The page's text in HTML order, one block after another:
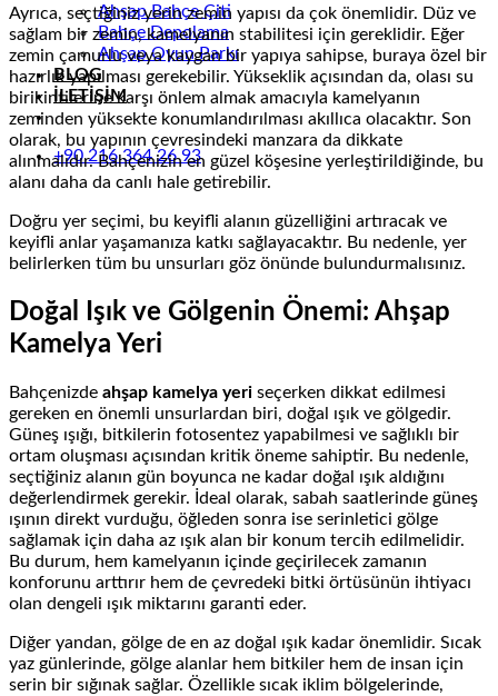
Ahşap Bahçe Çiti
Bahçe Depolama
Ahşap Oyun Parkı
BLOG
İLETİŞİM
+90 216 364 26 93
Ayrıca, seçtiğiniz yerin zemin yapısı da çok önemlidir. Düz ve
sağlam bir zemin, kamelyanın stabilitesi için gereklidir. Eğer
zemin çamurlu veya kaygan bir yapıya sahipse, buraya özel bir
hazırlık yapılması gerekebilir. Yükseklik açısından da, olası su
birikintilerine karşı önlem almak amacıyla kamelyanın
zeminden yüksekte konumlandırılması akıllıca olacaktır. Son
olarak, bu yapının çevresindeki manzara da dikkate
alınmalıdır. Bahçenizin en güzel köşesine yerleştirildiğinde, bu
alanı daha da canlı hale getirebilir.
Doğru yer seçimi, bu keyifli alanın güzelliğini artıracak ve
keyifli anlar yaşamanıza katkı sağlayacaktır. Bu nedenle, yer
belirlerken tüm bu unsurları göz önünde bulundurmalısınız.
Doğal Işık ve Gölgenin Önemi: Ahşap
Kamelya Yeri
Bahçenizde ahşap kamelya yeri seçerken dikkat edilmesi
gereken en önemli unsurlardan biri, doğal ışık ve gölgedir.
Güneş ışığı, bitkilerin fotosentez yapabilmesi ve sağlıklı bir
ortam oluşması açısından kritik öneme sahiptir. Bu nedenle,
seçtiğiniz alanın gün boyunca ne kadar doğal ışık aldığını
değerlendirmek gerekir. İdeal olarak, sabah saatlerinde güneş
ışının direkt vurduğu, öğleden sonra ise serinletici gölge
sağlamak için daha az ışık alan bir konum tercih edilmelidir.
Bu durum, hem kamelyanın içinde geçirilecek zamanın
konforunu arttırır hem de çevredeki bitki örtüsünün ihtiyacı
olan dengeli ışık miktarını garanti eder.
Diğer yandan, gölge de en az doğal ışık kadar önemlidir. Sıcak
yaz günlerinde, gölge alanlar hem bitkiler hem de insan için
serin bir sığınak sağlar. Özellikle sıcak iklim bölgelerinde,